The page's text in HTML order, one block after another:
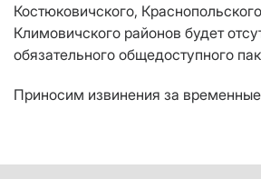
Костюковичского,
Климовичского районов будет
обязательного общедоступного
Приносим извинения за